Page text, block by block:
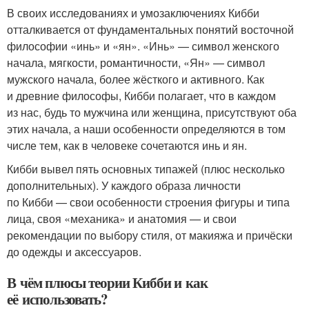
В своих исследованиях и умозаключениях Кибби
отталкивается от фундаментальных понятий восточной
философии «инь» и «ян». «Инь» — символ женского
начала, мягкости, романтичности, «Ян» — символ
мужского начала, более жёсткого и активного. Как
и древние философы, Кибби полагает, что в каждом
из нас, будь то мужчина или женщина, присутствуют оба
этих начала, а наши особенности определяются в том
числе тем, как в человеке сочетаются инь и ян.
Кибби вывел пять основных типажей (плюс несколько
дополнительных). У каждого образа личности
по Кибби — свои особенности строения фигуры и типа
лица, своя «механика» и анатомия — и свои
рекомендации по выбору стиля, от макияжа и причёски
до одежды и аксессуаров.
В чём плюсы теории Кибби и как
её использовать?